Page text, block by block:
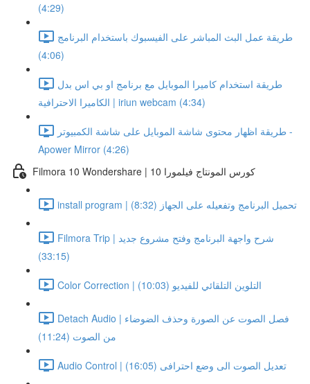
(4:29)
طريقة عمل البث المباشر على الفيسبوك باستخدام البرنامج
(4:06)
طريقة استخدام كاميرا الموبايل مع برنامج او بي اس بدل
الكاميرا الاحترافية | iriun webcam (4:34)
طريقة اظهار محتوى شاشة الموبايل على شاشة الكمبيوتر -
Apower Mirror (4:26)
Filmora 10 Wondershare | كورس المونتاج فيلمورا 10
install program | تحميل البرنامج وتفعيله على الجهاز (8:32)
Filmora Trip | شرح واجهة البرنامج وفتح مشروع جديد
(33:15)
Color Correction | التلوين التلقائي للفيديو (10:03)
Detach Audio | فصل الصوت عن الصورة وحذف الضوضاء
من الصوت (11:24)
Audio Control | تعديل الصوت الى وضع احترافى (16:05)